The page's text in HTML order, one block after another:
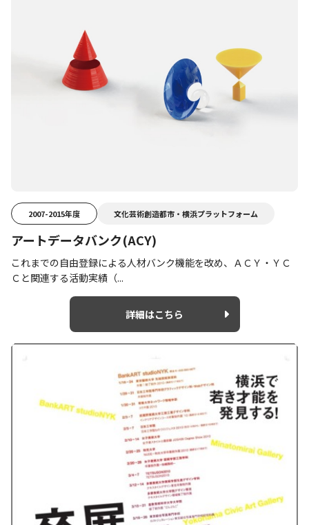
2007-2015年度 文化芸術創造都市・横浜プラットフォーム
アートデータバンク(ACY)
これまでの自由登録による人材バンク機能を改め、ＡＣＹ・ＹＣ
Ｃと関連する活動実績（...
詳細はこちら